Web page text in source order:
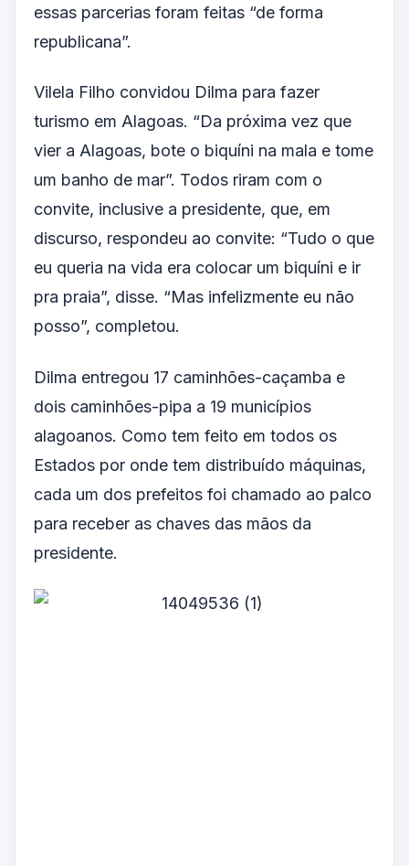
essas parcerias foram feitas “de forma
republicana”.
Vilela Filho convidou Dilma para fazer
turismo em Alagoas. “Da próxima vez que
vier a Alagoas, bote o biquíni na mala e tome
um banho de mar”. Todos riram com o
convite, inclusive a presidente, que, em
discurso, respondeu ao convite: “Tudo o que
eu queria na vida era colocar um biquíni e ir
pra praia”, disse. “Mas infelizmente eu não
posso”, completou.
Dilma entregou 17 caminhões-caçamba e
dois caminhões-pipa a 19 municípios
alagoanos. Como tem feito em todos os
Estados por onde tem distribuído máquinas,
cada um dos prefeitos foi chamado ao palco
para receber as chaves das mãos da
presidente.